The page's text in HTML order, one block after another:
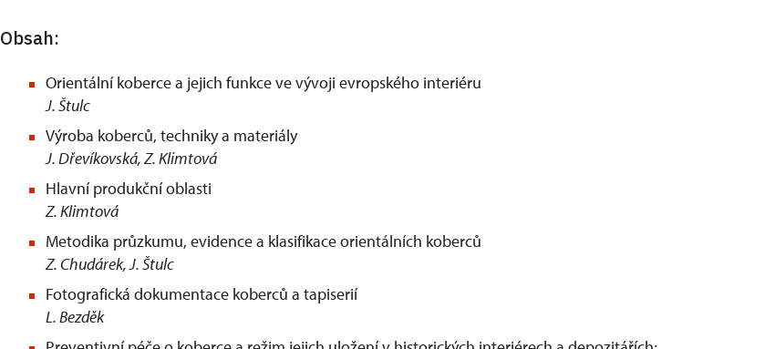
Obsah:
Orientální koberce a jejich funkce ve vývoji evropského interiéru
J. Štulc
Výroba koberců, techniky a materiály
J. Dřevíkovská, Z. Klimtová
Hlavní produkční oblasti
Z. Klimtová
Metodika průzkumu, evidence a klasifikace orientálních koberců
Z. Chudárek, J. Štulc
Fotografická dokumentace koberců a tapiserií
L. Bezděk